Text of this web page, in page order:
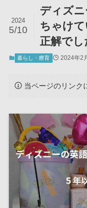
ディズ
ちゃけ
正解で
2024
5/10
暮らし・療育 2024年2
当ページのリンク